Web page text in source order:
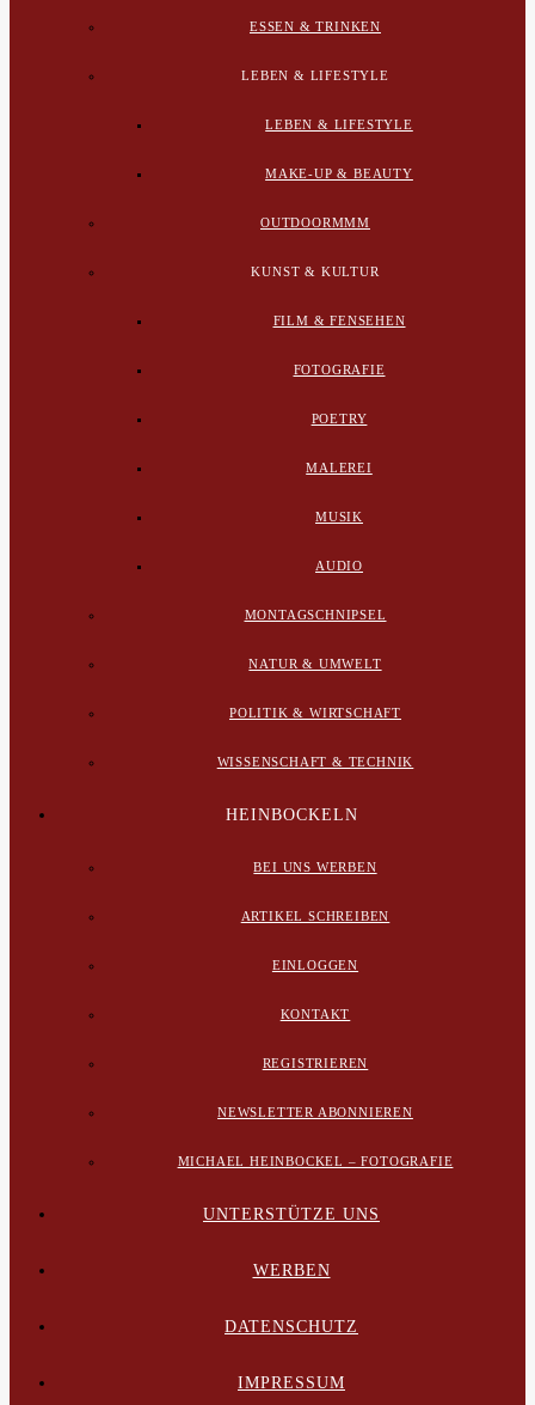
ESSEN & TRINKEN
LEBEN & LIFESTYLE
LEBEN & LIFESTYLE
MAKE-UP & BEAUTY
OUTDOORMMM
KUNST & KULTUR
FILM & FENSEHEN
FOTOGRAFIE
POETRY
MALEREI
MUSIK
AUDIO
MONTAGSCHNIPSEL
NATUR & UMWELT
POLITIK & WIRTSCHAFT
WISSENSCHAFT & TECHNIK
HEINBOCKELN
BEI UNS WERBEN
ARTIKEL SCHREIBEN
EINLOGGEN
KONTAKT
REGISTRIEREN
NEWSLETTER ABONNIEREN
MICHAEL HEINBOCKEL – FOTOGRAFIE
UNTERSTÜTZE UNS
WERBEN
DATENSCHUTZ
IMPRESSUM